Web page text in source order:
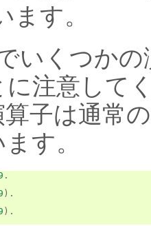
ます。
いくつかの
注意して
子は通常
す。
.
).
).